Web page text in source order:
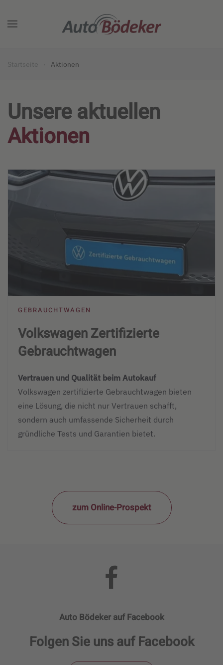
Zum Hauptinhalt springen
Startseite Aktionen
Unsere aktuellen
Aktionen
GEBRAUCHTWAGEN
Volkswagen Zertifizierte
Gebrauchtwagen
Vertrauen und Qualität beim Auto­kauf
Volks­wagen zertifizierte Gebraucht­wagen bieten
eine Lösung, die nicht nur Vertrauen schafft,
sondern auch umfassende Sicherheit durch
gründliche Tests und Garantien bietet.
zum Online-Prospekt
Auto Bödeker auf Facebook
Folgen Sie uns auf Facebook